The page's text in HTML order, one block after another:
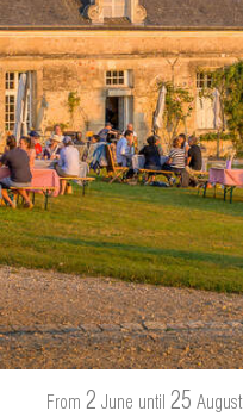
From 2 June until 25 August